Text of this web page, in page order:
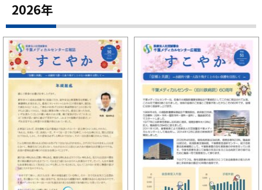
美容外科
健診センター
看護部
臨床研修医募集
2026年